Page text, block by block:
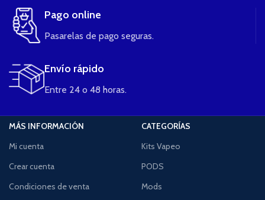
Pago online
Pasarelas de pago seguras.
Envío rápido
Entre 24 o 48 horas.
MÁS INFORMACIÓN
Mi cuenta
Crear cuenta
Condiciones de venta
CATEGORÍAS
Kits Vapeo
PODS
Mods